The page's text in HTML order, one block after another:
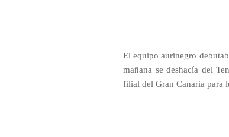
El equipo aurinegro
mañana se deshacía del
filial del Gran Canaria para